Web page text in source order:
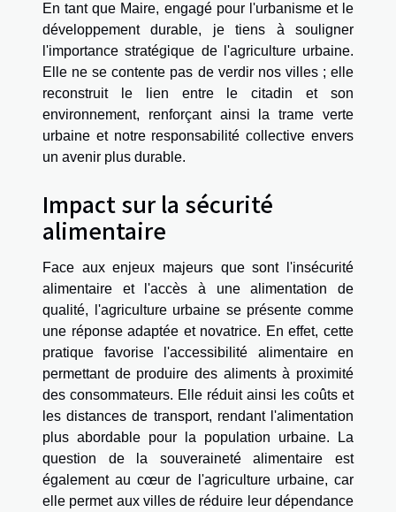
En tant que Maire, engagé pour l'urbanisme et le
développement durable, je tiens à souligner
l'importance stratégique de l'agriculture urbaine.
Elle ne se contente pas de verdir nos villes ; elle
reconstruit le lien entre le citadin et son
environnement, renforçant ainsi la trame verte
urbaine et notre responsabilité collective envers
un avenir plus durable.
Impact sur la sécurité
alimentaire
Face aux enjeux majeurs que sont l'insécurité
alimentaire et l'accès à une alimentation de
qualité, l'agriculture urbaine se présente comme
une réponse adaptée et novatrice. En effet, cette
pratique favorise l'accessibilité alimentaire en
permettant de produire des aliments à proximité
des consommateurs. Elle réduit ainsi les coûts et
les distances de transport, rendant l'alimentation
plus abordable pour la population urbaine. La
question de la souveraineté alimentaire est
également au cœur de l'agriculture urbaine, car
elle permet aux villes de réduire leur dépendance